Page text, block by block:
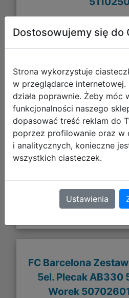
Galeria
FC Barcelona
5el. Plecak
Worek
Dostosowujemy się do
Strona wykorzystuje
w przeglądarce internetowej.
działa poprawnie. Żeby móc
funkcjonalności naszego
dopasować treść reklam do
poprzez profilowanie oraz w
i analitycznych, konieczne
wszystkich ciasteczek.
Ustawienia